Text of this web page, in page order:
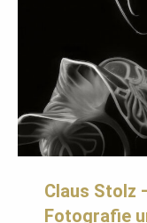
Claus Stolz
Fotografie